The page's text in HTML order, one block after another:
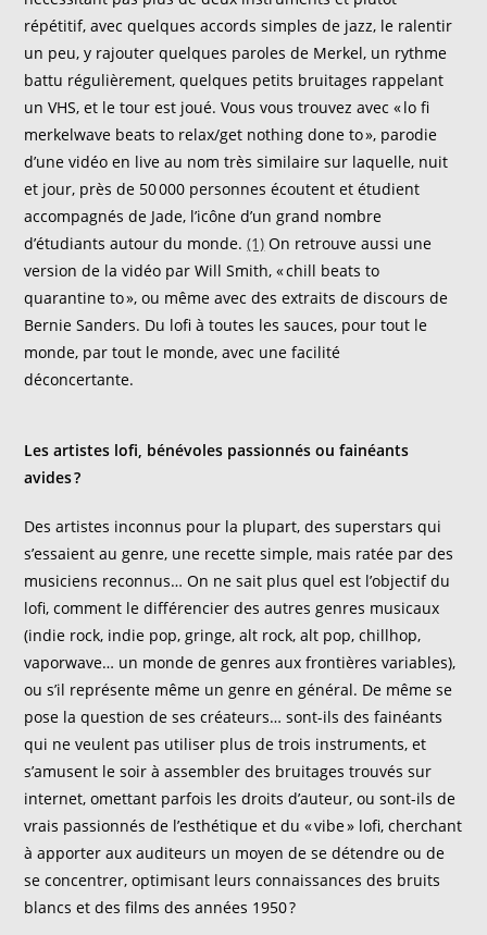
répétitif, avec quelques accords simples de jazz, le ralentir
un peu, y rajouter quelques paroles de Merkel, un rythme
battu régulièrement,quelques petits bruitages rappelant
un VHS, et le tour est joué.Vous vous trouvez avec «lo fi
merkelwave beats to relax/get nothing done to», parodie
d’une vidéo en live au nom très similaire sur laquelle, nuit
et jour, près de 50 000 personnes écoutent et étudient
accompagnés de Jade, l’icône d’un grand nombre
d’étudiants autour du monde.(1) On retrouve aussi une
version de la vidéo par Will Smith, «chill beats to
quarantine to », ou même avec des extraits dediscours de
Bernie Sanders. Du lofi à toutes les sauces, pour tout le
monde, par tout le monde, avec une facilité
déconcertante.
Les artistes lofi, bénévoles passionnés ou fainéants
avides ?
Des artistes inconnus pour la plupart, des superstars qui
s’essaient au genre, une recette simple, mais ratée par des
musiciens reconnus… On ne sait plus quel est l’objectif du
lofi, comment le différencier des autres genres musicaux
(indie rock, indie pop, gringe, alt rock,alt pop, chillhop,
vaporwave… un monde de genres aux frontières variables),
ous’il représente même un genre en général. De même se
pose la question de ses créateurs… sont-ils des fainéants
qui ne veulent pas utiliser plus de trois instruments, et
s’amusent le soir à assembler des bruitages trouvés sur
internet, omettant parfois les droits d’auteur, ou sont-ils de
vrais passionnés de l’esthétique et du «vibe» lofi, cherchant
à apporter aux auditeurs un moyen de se détendre ou de
se concentrer, optimisant leurs connaissances des bruits
blancs et des films des années 1950 ?